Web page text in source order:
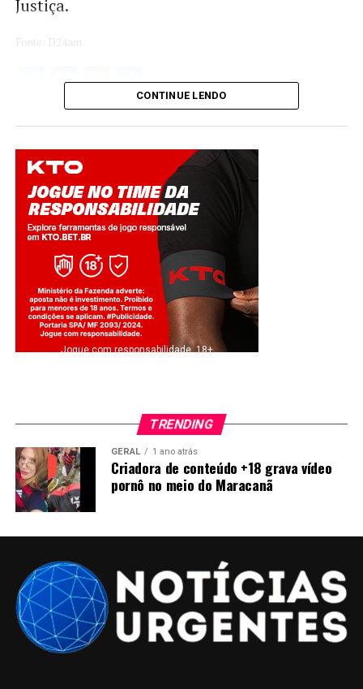
Justiça.
Fonte: D24am
Twitter
Facebook
WhatsApp
Share
CONTINUE LENDO
Jogue com responsabilidade. 18+
TRENDING
GERAL 1 ano atrás
Criadora de conteúdo +18 grava vídeo
pornô no meio do Maracanã